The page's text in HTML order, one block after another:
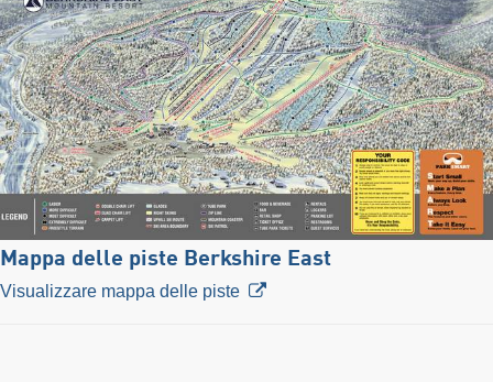
Mappa delle piste Berkshire East
Visualizzare mappa delle piste